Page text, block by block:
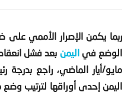
ربما يكمن الإصرار الأممي على
الوضع فياليمن
مايو/أيار الماضي، راجع بدرجة
اليمن إحدى أوراقها لترتيب